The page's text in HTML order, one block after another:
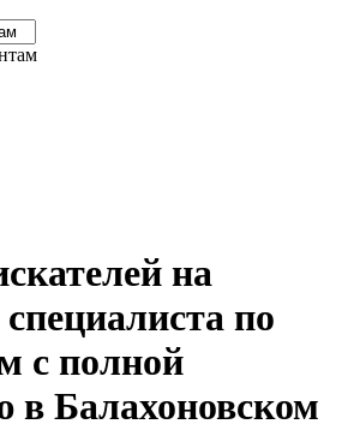
на
по
с полной
в Балахоновском